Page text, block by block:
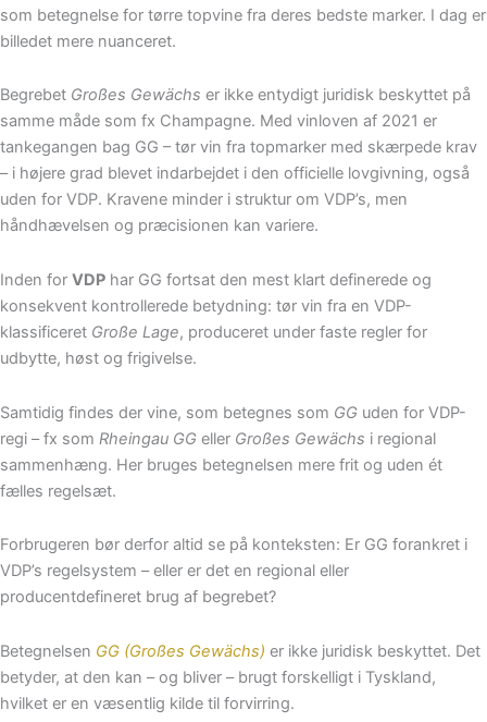
som betegnelse for tørre topvine fra deres bedste marker. I dag er
billedet mere nuanceret.
Begrebet Großes Gewächs er ikke entydigt juridisk beskyttet på
samme måde som fx Champagne. Med vinloven af 2021 er
tankegangen bag GG – tør vin fra topmarker med skærpede krav
– i højere grad blevet indarbejdet i den officielle lovgivning, også
uden for VDP. Kravene minder i struktur om VDP’s, men
håndhævelsen og præcisionen kan variere.
Inden for VDP har GG fortsat den mest klart definerede og
konsekvent kontrollerede betydning: tør vin fra en VDP-
klassificeret Große Lage, produceret under faste regler for
udbytte, høst og frigivelse.
Samtidig findes der vine, som betegnes som GG uden for VDP-
regi – fx som Rheingau GG eller Großes Gewächs i regional
sammenhæng. Her bruges betegnelsen mere frit og uden ét
fælles regelsæt.
Forbrugeren bør derfor altid se på konteksten: Er GG forankret i
VDP’s regelsystem – eller er det en regional eller
producentdefineret brug af begrebet?
Betegnelsen GG (Großes Gewächs) er ikke juridisk beskyttet. Det
betyder, at den kan – og bliver – brugt forskelligt i Tyskland,
hvilket er en væsentlig kilde til forvirring.